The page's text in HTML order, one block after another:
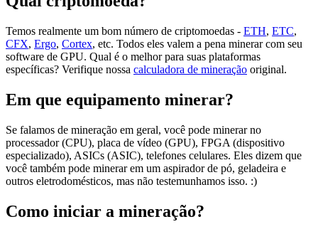
Temos realmente um bom número de criptomoedas - ETH, ETC,
CFX, Ergo, Cortex, etc. Todos eles valem a pena minerar com seu
software de GPU. Qual é o melhor para suas plataformas
específicas? Verifique nossa calculadora de mineração original.
Em que equipamento minerar?
Se falamos de mineração em geral, você pode minerar no
processador (CPU), placa de vídeo (GPU), FPGA (dispositivo
especializado), ASICs (ASIC), telefones celulares. Eles dizem que
você também pode minerar em um aspirador de pó, geladeira e
outros eletrodomésticos, mas não testemunhamos isso. :)
Como iniciar a mineração?